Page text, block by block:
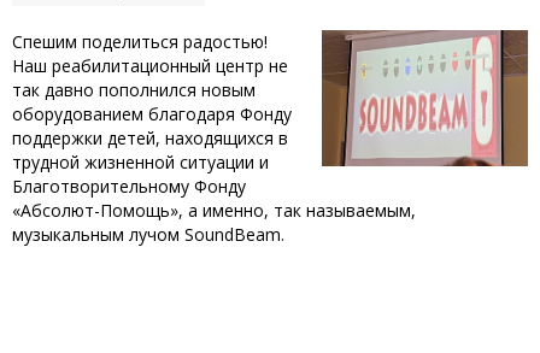
Спешим поделиться радостью!
Наш реабилитационный центр не
так давно пополнился новым
оборудованием благодаря Фонду
поддержки детей, находящихся в
трудной жизненной ситуации и
Благотворительному Фонду
«Абсолют-Помощь», а именно, так называемым,
музыкальным лучом SoundBeam.